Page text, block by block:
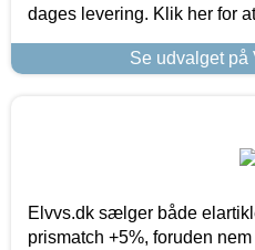
dages levering. Klik her for
Se udvalget på
Elvvs.dk sælger både
prismatch +5%, foruden